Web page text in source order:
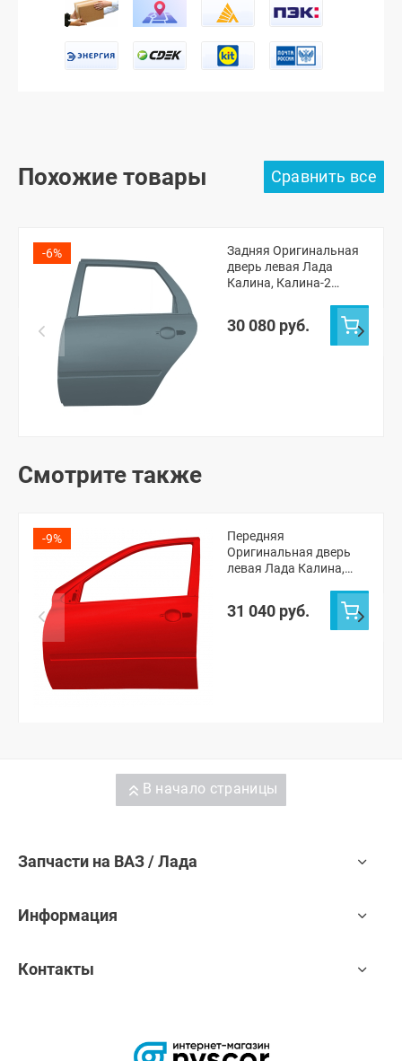
Похожие товары
-6%
Задняя Оригинальная
дверь левая Лада
Калина, Калина-2
Гранта ФЛ седан (Серое
олово 607)
30 080 руб.
Смотрите также
-9%
Передняя
Оригинальная дверь
левая Лада Калина,
Гранта ФЛ (Сердолик
195)
31 040 руб.
В начало страницы
Запчасти на ВАЗ / Лада
Информация
Контакты